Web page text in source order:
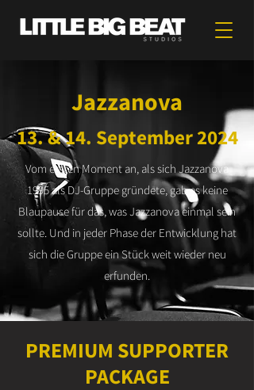
Jazzanova
13. & 14. September 2024
Vom ersten Moment an, als sich Jazzanova
1995 als DJ-Gruppe gründete, gab es keine
Blaupause für das, was Jazzanova einmal sein
sollte. Und in jeder Phase der Entwicklung hat
sich die Gruppe ein Stück weit wieder neu
erfunden.
PREMIUM SUPPORTER
PACKAGE